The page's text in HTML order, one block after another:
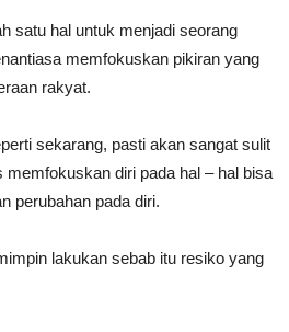
satu hal untuk menjadi seorang
memfokuskan pikiran yang
rakyat.
sekarang, pasti akan sangat sulit
memfokuskan diri pada hal – hal bisa
perubahan pada diri.
lakukan sebab itu resiko yang